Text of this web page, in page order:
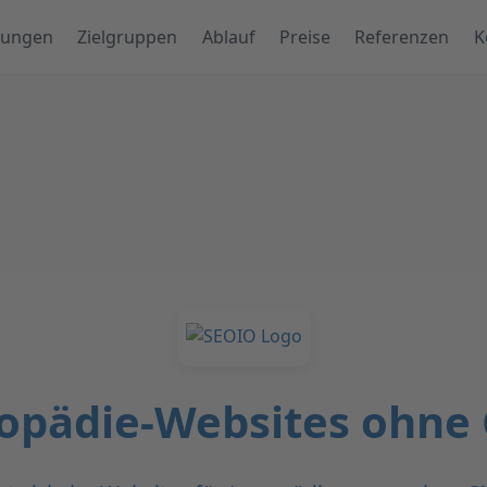
Zielgruppen Ablauf Preise Referenzen
Websites ohne